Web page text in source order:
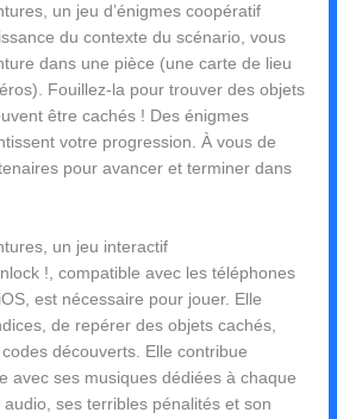
un jeu d’énigmes coopératif
du contexte du scénario, vous
dans une pièce (une carte de lieu
Fouillez-la pour trouver des objets
être cachés ! Des énigmes
votre progression. À vous de
pour avancer et terminer dans
un jeu interactif
!, compatible avec les téléphones
est nécessaire pour jouer. Elle
de repérer des objets cachés,
découverts. Elle contribue
avec ses musiques dédiées à chaque
ses terribles pénalités et son